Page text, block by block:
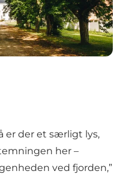
er der et særligt lys,
her –
ved fjorden,”